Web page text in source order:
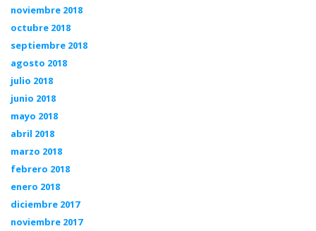
noviembre 2018
octubre 2018
septiembre 2018
agosto 2018
julio 2018
junio 2018
mayo 2018
abril 2018
marzo 2018
febrero 2018
enero 2018
diciembre 2017
noviembre 2017